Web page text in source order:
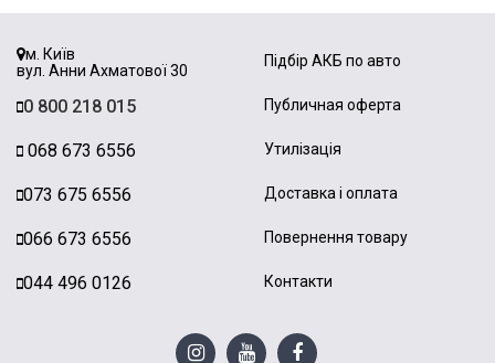
м. Київ
вул. Анни Ахматової 30
0 800 218 015
068 673 6556
073 675 6556
066 673 6556
044 496 0126
Підбір АКБ по авто
Публичная оферта
Утилізація
Доставка і оплата
Повернення товару
Контакти